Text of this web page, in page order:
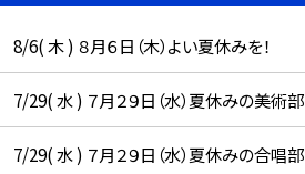
8/6( 木 ) ８月６日（木）よい夏休みを！
7/29( 水 ) ７月２９日（水）夏休みの美術部
7/29( 水 ) ７月２９日（水）夏休みの合唱部